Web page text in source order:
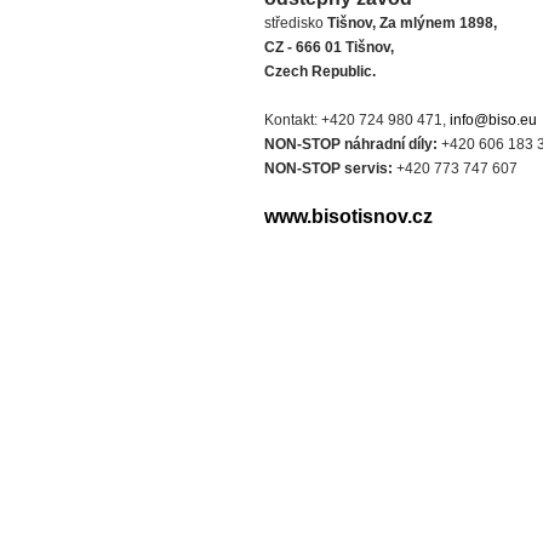
středisko Tišnov, Za mlýnem 1898,
CZ - 666 01 Tišnov,
Czech Republic.
Kontakt: +420 724 980 471, info@biso.eu
NON-STOP náhradní díly: +420 606 183
NON-STOP servis: +420 773 747 607
www.bisotisnov.cz